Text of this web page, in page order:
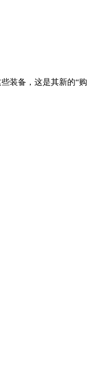
装备，这是其新的“购